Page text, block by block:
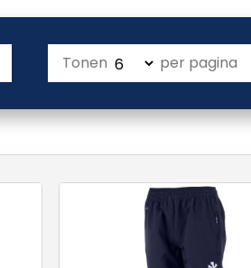
Tonen per pagina